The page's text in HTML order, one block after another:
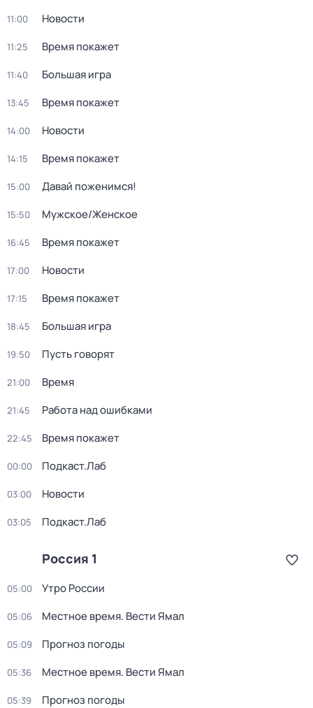
11:00 Новости
11:25 Время покажет
11:40 Большая игра
13:45 Время покажет
14:00 Новости
14:15 Время покажет
15:00 Давай поженимся!
15:50 Мужское/Женское
16:45 Время покажет
17:00 Новости
17:15 Время покажет
18:45 Большая игра
19:50 Пусть говорят
21:00 Время
21:45 Работа над ошибками
22:45 Время покажет
00:00 Подкаст.Лаб
03:00 Новости
03:05 Подкаст.Лаб
Россия 1
05:00 Утро России
05:06 Местное время. Вести Ямал
05:09 Прогноз погоды
05:36 Местное время. Вести Ямал
05:39 Прогноз погоды